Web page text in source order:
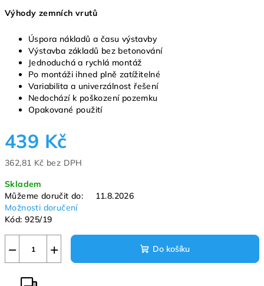
Výhody zemních vrutů
Úspora nákladů a času výstavby
Výstavba základů bez betonování
Jednoduchá a rychlá montáž
Po montáži ihned plně zatížitelné
Variabilita a univerzálnost řešení
Nedochází k poškození pozemku
Opakované použití
439 Kč
362,81 Kč bez DPH
cena:
Skladem
Můžeme doručit do:
11.8.2026
Možnosti doručení
Kód: 925/19
+
− Do košíku